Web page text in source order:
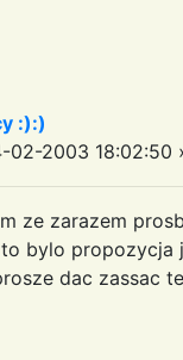
:):)
02-2003 18:02:50
ze zarazem
bylo
dac zassac